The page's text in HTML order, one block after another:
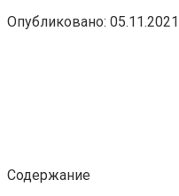
Опубликовано: 05.11.2021
Содержание